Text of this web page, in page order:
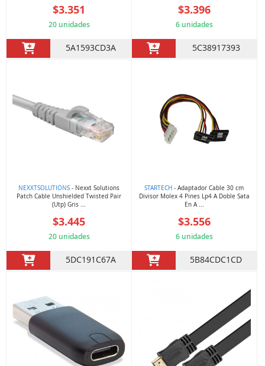
$3.351
20 unidades
5A1593CD3A
$3.396
6 unidades
5C38917393
NEXXTSOLUTIONS - Nexxt Solutions
Patch Cable Unshielded Twisted Pair
(Utp) Gris ...
$3.445
20 unidades
5DC191C67A
STARTECH - Adaptador Cable 30 cm
Divisor Molex 4 Pines Lp4 A Doble Sata
En A ...
$3.556
6 unidades
5B84CDC1CD